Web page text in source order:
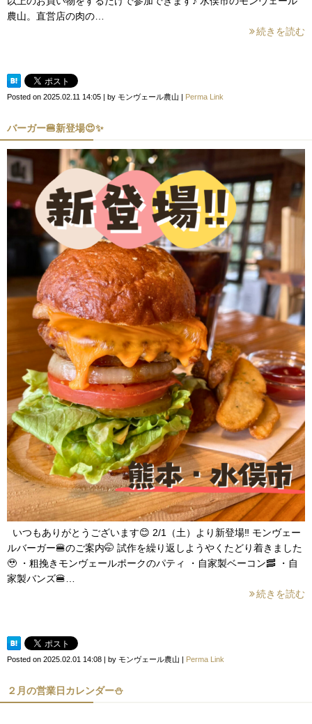
農山。直営店の肉の…
続きを読む
Posted on 2025.02.11 14:05 by モンヴェール農山 Perma Link
バーガー🍔新登場😍✨
いつもありがとうございます😊 2/1（土）より新登場‼︎ モンヴェー
ルバーガー🍔のご案内🤭 試作を繰り返しようやくたどり着きました
🥹 ・粗挽きモンヴェールポークのパティ ・自家製ベーコン🥓 ・自
家製バンズ🍔…
続きを読む
Posted on 2025.02.01 14:08 | by モンヴェール農山 | Perma Link
２月の営業日カレンダー⛄